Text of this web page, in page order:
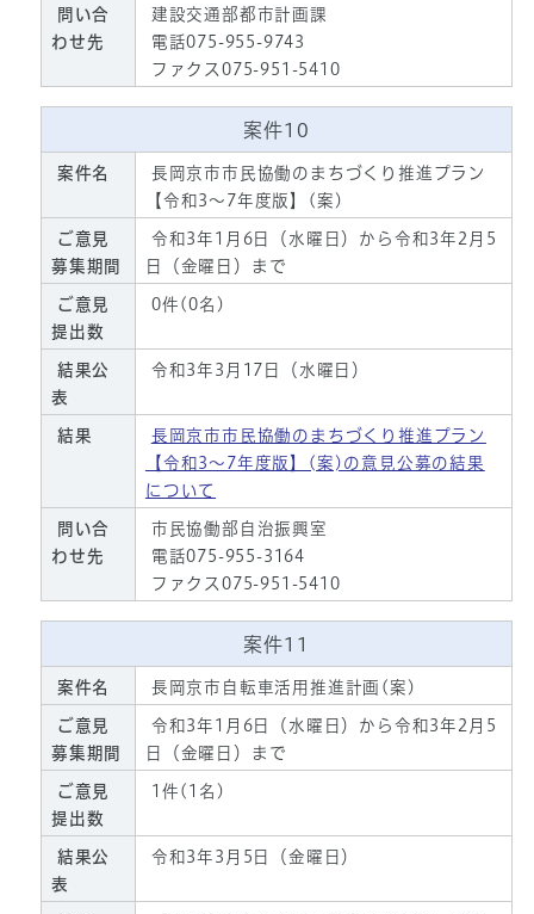
問い合
わせ先
建設交通部都市計画課
電話075-955-9743
ファクス075-951-5410
案件10
案件名
長岡京市市民協働のまちづくり推進プラン
【令和3～7年度版】(案)
ご意見
募集期間
令和3年1月6日（水曜日）から令和3年2月5
日（金曜日）まで
ご意見
提出数
0件(0名)
結果公
表
令和3年3月17日（水曜日）
結果
長岡京市市民協働のまちづくり推進プラン
【令和3～7年度版】(案)の意見公募の結果
について
問い合
わせ先
市民協働部自治振興室
電話075-955-3164
ファクス075-951-5410
案件11
案件名 長岡京市自転車活用推進計画(案)
ご意見
募集期間
令和3年1月6日（水曜日）から令和3年2月5
日（金曜日）まで
ご意見
提出数
1件(1名)
結果公
表
令和3年3月5日（金曜日）